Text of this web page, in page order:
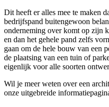
Dit heeft er alles mee te maken
bedrijfspand buitengewoon
onderneming over komt op zijn
en dan het gehele pand zelfs
gaan om de hele bouw van een
de plaatsing van een tuin of
eigenlijk voor alle soorten
Wil je meer weten over een
onze uitgebreide